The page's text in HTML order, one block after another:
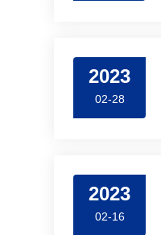
2023
02-28
2023
02-16